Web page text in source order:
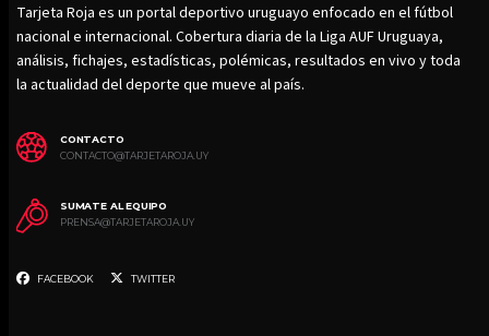
Tarjeta Roja es un portal deportivo uruguayo enfocado en el fútbol
nacional e internacional. Cobertura diaria de la Liga AUF Uruguaya,
análisis, fichajes, estadísticas, polémicas, resultados en vivo y toda
la actualidad del deporte que mueve al país.
CONTACTO
CONTACTO@TARJETAROJA.UY
SUMATE AL EQUIPO
PRENSA@TARJETAROJA.UY
FACEBOOK TWITTER